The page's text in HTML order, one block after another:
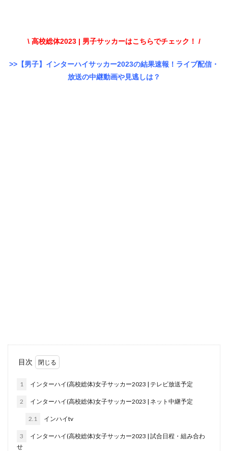
\ 高校総体2023 | 男子サッカーはこちらでチェック！ /
>>【男子】インターハイサッカー2023の結果速報！ライブ配信・
放送の中継動画や見逃しは？
目次
1 インターハイ(高校総体)女子サッカー2023 | テレビ放送予定
2 インターハイ(高校総体)女子サッカー2023 | ネット中継予定
2.1 インハイtv
3
インターハイ(高校総体)女子サッカー2023 | 試合日程・組み合わ
せ